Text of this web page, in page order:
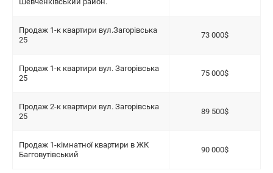
Продаж 1-к квартири вул.Загорівська
25
73 000$
Продаж 1-к квартири вул. Загорівська
25
75 000$
Продаж 2-к квартири вул. Загорівська
25
89 500$
Продаж 1-кімнатної квартири в ЖК
Багговутівський
90 000$